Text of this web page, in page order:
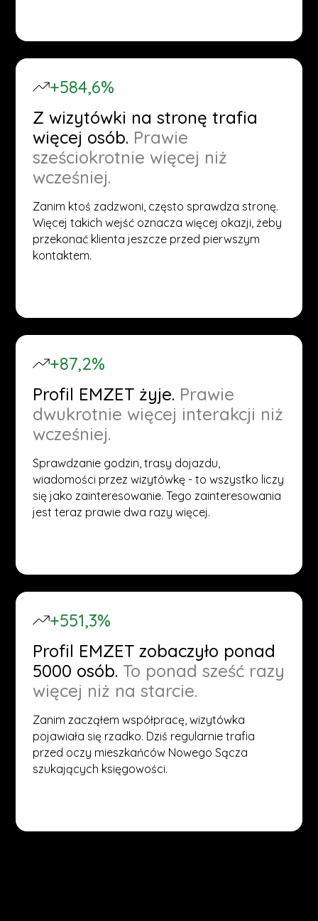
+584,6%
Z wizytówki na stronę trafia
więcej osób. Prawie
sześciokrotnie więcej niż
wcześniej.
Zanim ktoś zadzwoni, często sprawdza stronę.
Więcej takich wejść oznacza więcej okazji, żeby
przekonać klienta jeszcze przed pierwszym
kontaktem.
+87,2%
Profil EMZET żyje. Prawie
dwukrotnie więcej interakcji niż
wcześniej.
Sprawdzanie godzin, trasy dojazdu,
wiadomości przez wizytówkę - to wszystko liczy
się jako zainteresowanie. Tego zainteresowania
jest teraz prawie dwa razy więcej.
+551,3%
Profil EMZET zobaczyło ponad
5000 osób. To ponad sześć razy
więcej niż na starcie.
Zanim zacząłem współpracę, wizytówka
pojawiała się rzadko. Dziś regularnie trafia
przed oczy mieszkańców Nowego Sącza
szukających księgowości.